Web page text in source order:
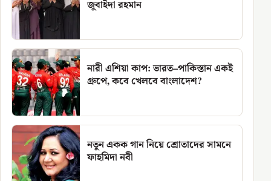
জুবাইদা রহমান
নারী এশিয়া কাপ: ভারত–পাকিস্তান একই
গ্রুপে, কবে খেলবে বাংলাদেশ?
নতুন একক গান নিয়ে শ্রোতাদের সামনে
ফাহমিদা নবী